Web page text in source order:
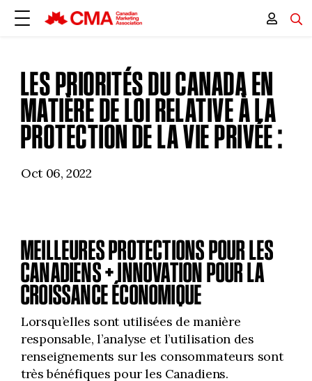
LES PRIORITÉS DU CANADA EN
MATIÈRE DE LOI RELATIVE À LA
PROTECTION DE LA VIE PRIVÉE :
Oct 06, 2022
MEILLEURES PROTECTIONS POUR LES
CANADIENS + INNOVATION POUR LA
CROISSANCE ÉCONOMIQUE
Lorsqu’elles sont utilisées de manière
responsable, l’analyse et l’utilisation des
renseignements sur les consommateurs sont
très bénéfiques pour les Canadiens.